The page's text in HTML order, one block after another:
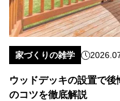
家づくりの雑学
ウッドデッキの設置で
のコツを徹底解説